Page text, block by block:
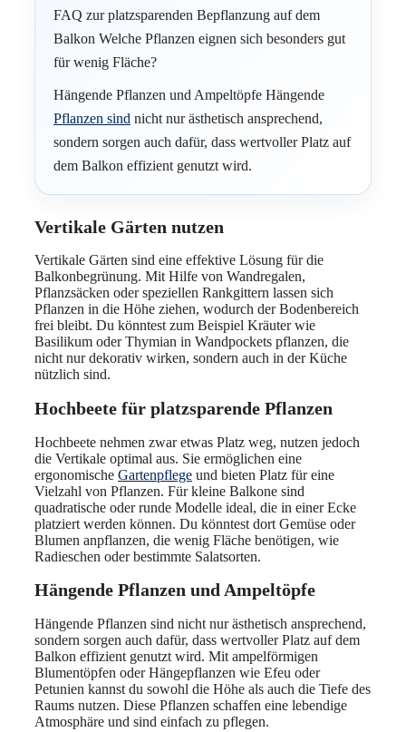
FAQ zur platzsparenden Bepflanzung auf dem
Balkon Welche Pflanzen eignen sich besonders gut
für wenig Fläche?
Hängende Pflanzen und Ampeltöpfe Hängende
Pflanzen sind nicht nur ästhetisch ansprechend,
sondern sorgen auch dafür, dass wertvoller Platz auf
dem Balkon effizient genutzt wird.
Vertikale Gärten nutzen
Vertikale Gärten sind eine effektive Lösung für die
Balkonbegrünung. Mit Hilfe von Wandregalen,
Pflanzsäcken oder speziellen Rankgittern lassen sich
Pflanzen in die Höhe ziehen, wodurch der Bodenbereich
frei bleibt. Du könntest zum Beispiel Kräuter wie
Basilikum oder Thymian in Wandpockets pflanzen, die
nicht nur dekorativ wirken, sondern auch in der Küche
nützlich sind.
Hochbeete für platzsparende Pflanzen
Hochbeete nehmen zwar etwas Platz weg, nutzen jedoch
die Vertikale optimal aus. Sie ermöglichen eine
ergonomische Gartenpflege und bieten Platz für eine
Vielzahl von Pflanzen. Für kleine Balkone sind
quadratische oder runde Modelle ideal, die in einer Ecke
platziert werden können. Du könntest dort Gemüse oder
Blumen anpflanzen, die wenig Fläche benötigen, wie
Radieschen oder bestimmte Salatsorten.
Hängende Pflanzen und Ampeltöpfe
Hängende Pflanzen sind nicht nur ästhetisch ansprechend,
sondern sorgen auch dafür, dass wertvoller Platz auf dem
Balkon effizient genutzt wird. Mit ampelförmigen
Blumentöpfen oder Hängepflanzen wie Efeu oder
Petunien kannst du sowohl die Höhe als auch die Tiefe des
Raums nutzen. Diese Pflanzen schaffen eine lebendige
Atmosphäre und sind einfach zu pflegen.